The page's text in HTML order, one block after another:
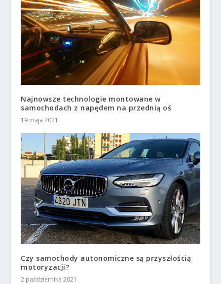
Najnowsze technologie montowane w
samochodach z napędem na przednią oś
19 maja 2021
Czy samochody autonomiczne są przyszłością
motoryzacji?
2 października 2021